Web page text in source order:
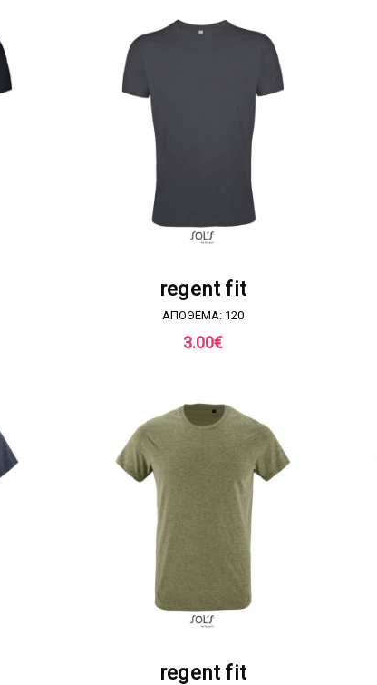
ΖΗΤΗΣΤΕ ΠΡΟΣΦΟΡΑ
regent fit
ΑΠΟΘΕΜΑ: 120
3.00€
ΖΗΤΗΣΤΕ ΠΡΟΣΦΟΡΑ
regent fit